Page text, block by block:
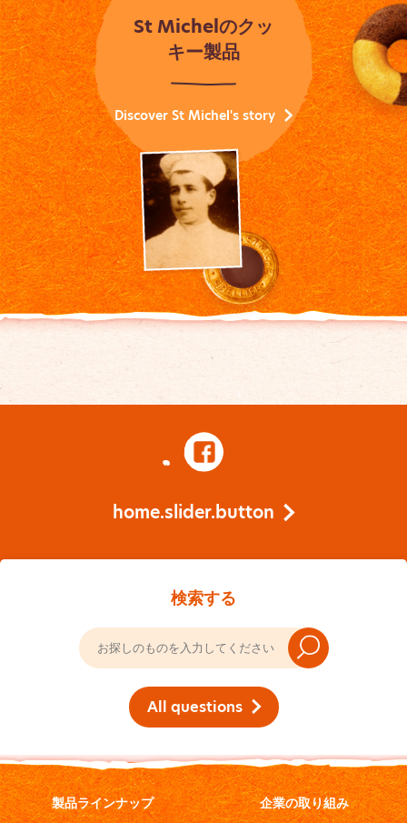
St Michelのクッ
キー製品
Discover St Michel's story
home.slider.button
検索する
All questions
製品ラインナップ 企業の取り組み